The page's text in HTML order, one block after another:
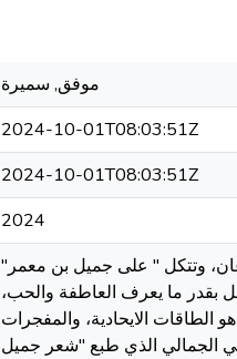
موفق, سميرة
2024-10-01T08:03:51Z
2024-10-01T08:03:51Z
2024
وتتكل " على جميل بن معمر"
بقدر ما يعرف العاطفة والحب،
الايحادية، والمفجرات
الجمالي الذي طبع "شعر جميل